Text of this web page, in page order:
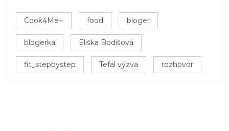
Cook4Me+ food bloger
blogerka Eliška Bodišová
fit_stepbystep Tefal výzva rozhovor